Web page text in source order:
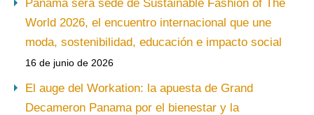
Panamá será sede de Sustainable Fashion of The
World 2026, el encuentro internacional que une
moda, sostenibilidad, educación e impacto social
16 de junio de 2026
El auge del Workation: la apuesta de Grand
Decameron Panama por el bienestar y la